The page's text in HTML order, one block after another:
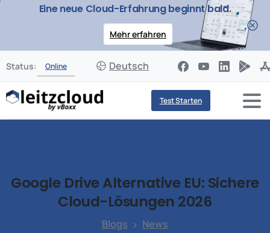
Eine neue Cloud-Erfahrung beginnt bald.
Mehr erfahren
Status: Online Deutsch
Test Starten
Google DriveAlternative EU: Sichere
Cloud-Lösungen 2026
Blogs
News